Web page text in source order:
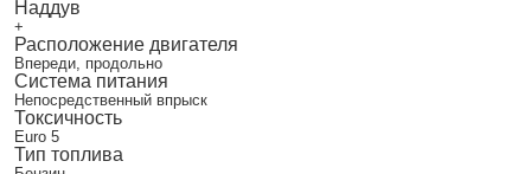
Наддув
+
Расположение двигателя
Впереди, продольно
Система питания
Непосредственный впрыск
Токсичность
Euro 5
Тип топлива